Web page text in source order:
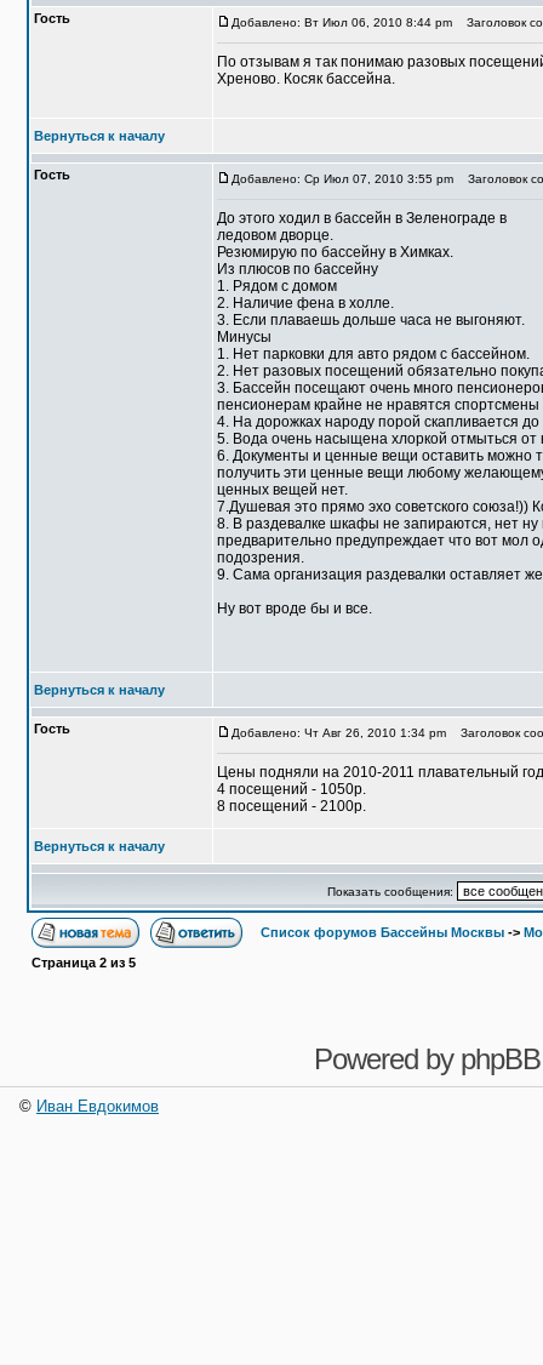
Гость Добавлено: Вт Июл 06, 2010 8:44 pm Заголовок
По отзывам я так понимаю разовых
Хреново. Косяк бассейна.
Вернуться к началу
Гость Добавлено: Ср Июл 07, 2010 3:55 pm Заголовок
До этого ходил в бассейн в Зеленограде в
ледовом дворце.
Резюмирую по бассейну в Химках.
Из плюсов по бассейну
1. Рядом с домом
2. Наличие фена в холле.
3. Если плаваешь дольше часа не выгоняют.
Минусы
1. Нет парковки для авто рядом с бассейном.
2. Нет разовых посещений обязательно
3. Бассейн посещают очень много
пенсионерам крайне не нравятся
4. На дорожках народу порой скапливается
5. Вода очень насыщена хлоркой отмыться
6. Документы и ценные вещи оставить можно
получить эти ценные вещи любому
ценных вещей нет.
7.Душевая это прямо эхо советского союза!))
8. В раздевалке шкафы не запираются, нет
предварительно предупреждает что вот мол
подозрения.
9. Сама организация раздевалки оставляет
Ну вот вроде бы и все.
Вернуться к началу
Гость Добавлено: Чт Авг 26, 2010 1:34 pm Заголовок
Цены подняли на 2010-2011 плавательный
4 посещений - 1050р.
8 посещений - 2100р.
Вернуться к началу
Показать сообщения:
Список форумов Бассейны Москвы ->
Страница 2 из 5
Powered by phpBB
© Иван Евдокимов